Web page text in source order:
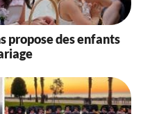
propose des enfants